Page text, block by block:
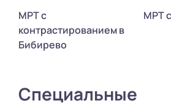
МРТ с
контрастированием в
Бибирево
МРТ
Специальные